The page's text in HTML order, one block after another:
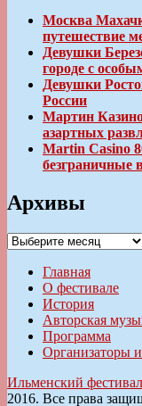
Москва
путешествие
Девушки
городе с
Девушки
России
Мартин
азартных
Martin Casino
безграничные
Архивы
Архивы
Главная
О фестивале
История
Авторская
Программа
Организаторы
Ильменский
2016. Все права